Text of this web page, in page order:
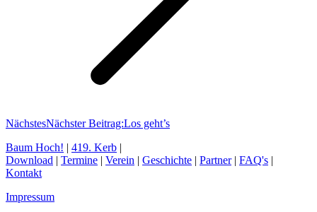
NächstesNächster Beitrag:Los geht’s
Baum Hoch! | 419. Kerb |
Download | Termine | Verein | Geschichte | Partner| FAQ's |
Kontakt
Impressum